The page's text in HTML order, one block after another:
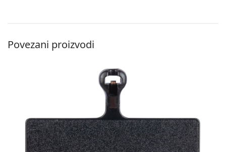
Povezani proizvodi